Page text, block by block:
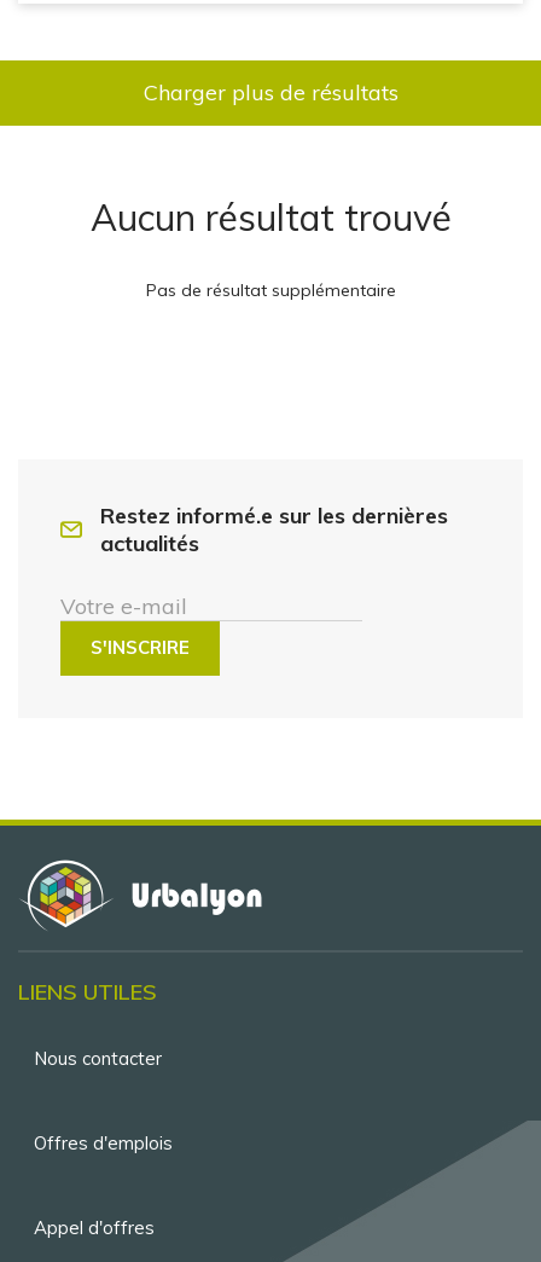
Charger plus de résultats
Aucun résultat trouvé
Pas de résultat supplémentaire
Restez informé.e sur les dernières
actualités
Votre e-mail
LIENS UTILES
Menu
de
Nous contacter
Offres d'emplois
Appel d'offres